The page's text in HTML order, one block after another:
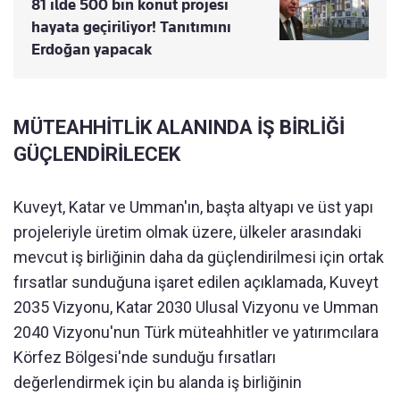
81 ilde 500 bin konut projesi
hayata geçiriliyor! Tanıtımını
Erdoğan yapacak
MÜTEAHHİTLİK ALANINDA İŞ BİRLİĞİ
GÜÇLENDİRİLECEK
Kuveyt, Katar ve Umman'ın, başta altyapı ve üst yapı
projeleriyle üretim olmak üzere, ülkeler arasındaki
mevcut iş birliğinin daha da güçlendirilmesi için ortak
fırsatlar sunduğuna işaret edilen açıklamada, Kuveyt
2035 Vizyonu, Katar 2030 Ulusal Vizyonu ve Umman
2040 Vizyonu'nun Türk müteahhitler ve yatırımcılara
Körfez Bölgesi'nde sunduğu fırsatları
değerlendirmek için bu alanda iş birliğinin